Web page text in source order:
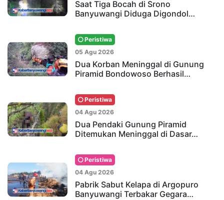
Saat Tiga Bocah di Srono
Banyuwangi Diduga Digondol…
Peristiwa
05 Agu 2026
Dua Korban Meninggal di Gunung
Piramid Bondowoso Berhasil…
Peristiwa
04 Agu 2026
Dua Pendaki Gunung Piramid
Ditemukan Meninggal di Dasar…
Peristiwa
04 Agu 2026
Pabrik Sabut Kelapa di Argopuro
Banyuwangi Terbakar Gegara…